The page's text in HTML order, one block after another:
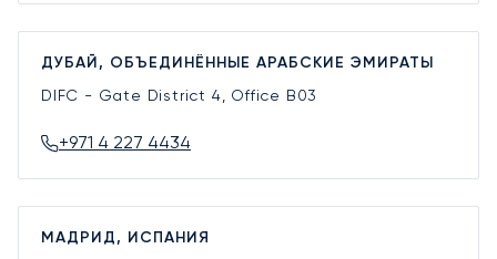
ДУБАЙ, ОБЪЕДИНЁННЫЕ АРАБСКИЕ ЭМИРАТЫ
DIFC - Gate District 4, Office B03
+971 4 227 4434
МАДРИД, ИСПАНИЯ